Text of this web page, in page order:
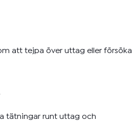
att tejpa över uttag eller försöka
tätningar runt uttag och